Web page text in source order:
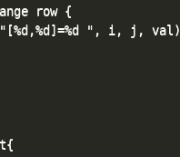
row {
", i, j, val)